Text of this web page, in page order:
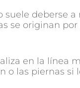
suele deberse
se originan
en la línea
o las piernas